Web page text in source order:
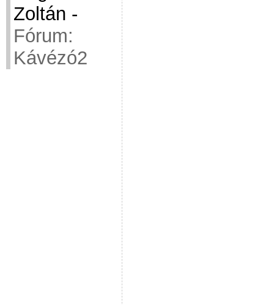
Zoltán -
Fórum:
Kávézó2